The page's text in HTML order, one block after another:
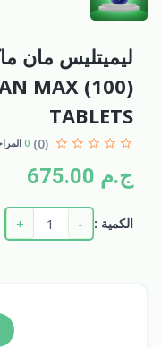
MAX (100
TABLETS
(0)
0
ج.م 675.00
الكمية : -
+